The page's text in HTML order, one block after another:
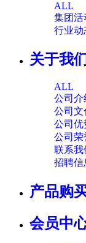
ALL
集团活
行业动
关于我们
ALL
公司介
公司文
公司优
公司荣
联系我
招聘信
产品购
会员中